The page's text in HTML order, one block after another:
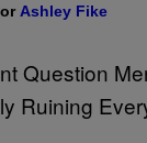
Ashley Fike